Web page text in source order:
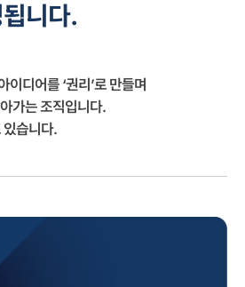
니다.
디어를 ‘권리’로 만들며
가는 조직입니다.
있습니다.